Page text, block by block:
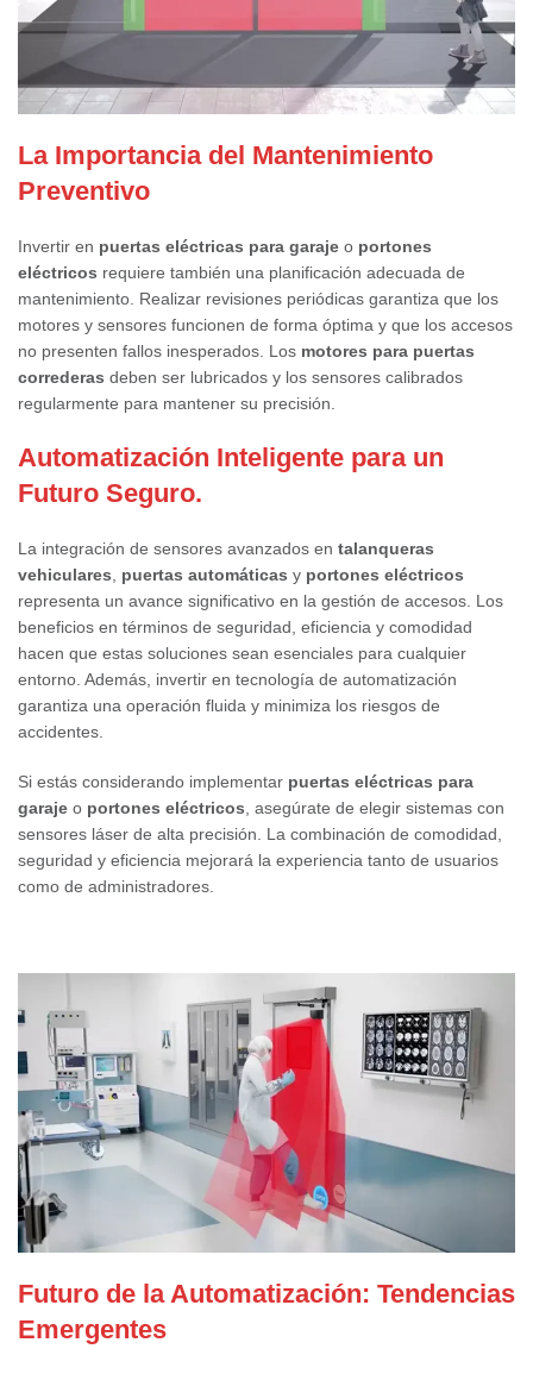
La Importancia del Mantenimiento
Preventivo
Invertir en puertas eléctricas para garaje o portones
eléctricos requiere también una planificación adecuada de
mantenimiento. Realizar revisiones periódicas garantiza que los
motores y sensores funcionen de forma óptima y que los accesos
no presenten fallos inesperados. Los motores para puertas
correderas deben ser lubricados y los sensores calibrados
regularmente para mantener su precisión.
Automatización Inteligente para un
Futuro Seguro.
La integración de sensores avanzados en talanqueras
vehiculares
puertas automáticas y portones eléctricos
representa un avance significativo en la gestión de accesos. Los
beneficios en términos de seguridad, eficiencia y comodidad
hacen que estas soluciones sean esenciales para cualquier
entorno. Además, invertir en tecnología de automatización
garantiza una operación fluida y minimiza los riesgos de
accidentes.
Si estás considerando implementar puertas eléctricas para
garaje o portones eléctricos , asegúrate de elegir sistemas con
sensores láser de alta precisión. La combinación de comodidad,
seguridad y eficiencia mejorará la experiencia tanto de usuarios
como de administradores.
Futuro de la Automatización: Tendencias
Emergentes